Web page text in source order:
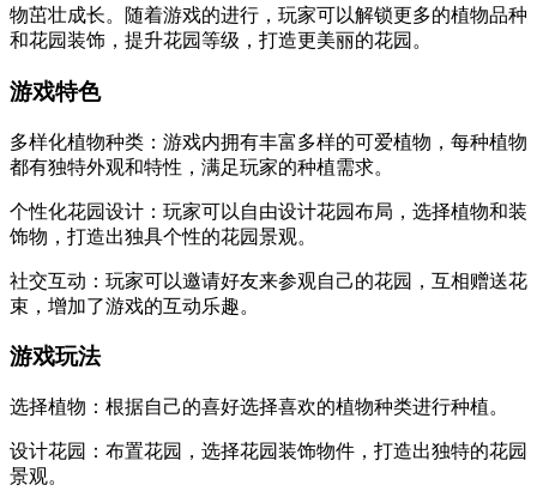
物茁壮成长。随着游戏的进行，玩家可以解锁更多的植物品种
和花园装饰，提升花园等级，打造更美丽的花园。
游戏特色
多样化植物种类：游戏内拥有丰富多样的可爱植物，每种植物
都有独特外观和特性，满足玩家的种植需求。
个性化花园设计：玩家可以自由设计花园布局，选择植物和装
饰物，打造出独具个性的花园景观。
社交互动：玩家可以邀请好友来参观自己的花园，互相赠送花
束，增加了游戏的互动乐趣。
游戏玩法
选择植物：根据自己的喜好选择喜欢的植物种类进行种植。
设计花园：布置花园，选择花园装饰物件，打造出独特的花园
景观。